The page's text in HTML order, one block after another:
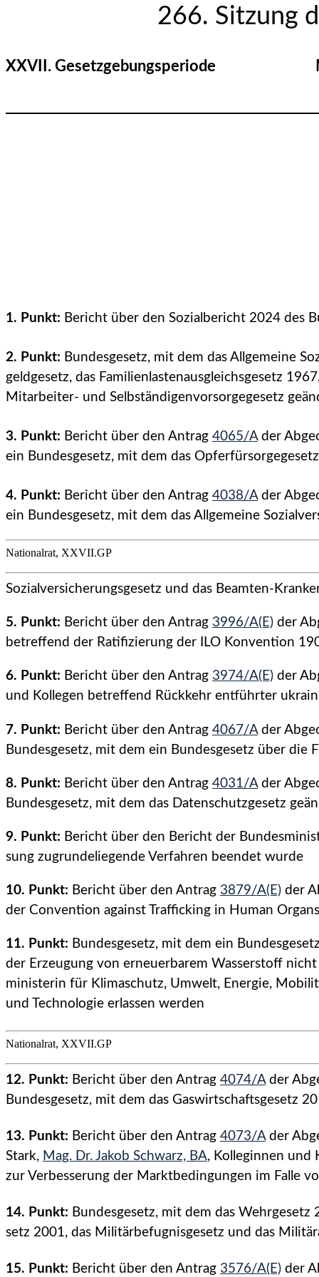
266. Sitzung
XXVII. Gesetzgebungsperiode
1. Punkt: Bericht über den Sozialbericht 2024 des
2. Punkt: Bundesgesetz, mit dem das Allgemeine
geldgesetz, das Familienlastenausgleichsgesetz
Mitarbeiter- und Selbständigenvorsorgegesetz
3. Punkt: Bericht über den Antrag 4065/Ader
ein Bundesgesetz, mit dem das
4. Punkt: Bericht über den Antrag 4038/Ader
ein Bundesgesetz, mit dem das Allgemeine
Nationalrat, XXVII.GP
Sozialversicherungsgesetz und das Beamten-
5. Punkt: Bericht über den Antrag 3996/A(E) der
betreffend der Ratifizierung der ILO Konvention
6. Punkt: Bericht über den Antrag 3974/A(E) der
und Kollegen betreffend Rückkehr entführter
7. Punkt: Bericht über den Antrag 4067/Ader
Bundesgesetz, mit dem ein Bundesgesetz über die
8. Punkt: Bericht über den Antrag 4031/Ader
Bundesgesetz, mit dem das Datenschutzgesetz
9. Punkt: Bericht über den Bericht der
sung zugrundeliegende Verfahren beendet wurde
10. Punkt: Bericht über den Antrag 3879/A(E) der
der Convention against Trafficking in Human
11. Punkt: Bundesgesetz, mit dem ein
der Erzeugung von erneuerbarem Wasserstoff
ministerin für Klimaschutz, Umwelt, Energie,
und Technologie erlassen werden
Nationalrat, XXVII.GP
12. Punkt: Bericht über den Antrag 4074/Ader
Bundesgesetz, mit dem das Gaswirtschaftsgesetz
13. Punkt: Bericht über den Antrag 4073/Ader
Stark, Mag. Dr. Jakob Schwarz, BA, Kolleginnen und
zur Verbesserung der Marktbedingungen im Falle
14. Punkt: Bundesgesetz, mit dem das
setz 2001, das Militärbefugnisgesetz und das
15. Punkt: Bericht über den Antrag 3576/A(E) der